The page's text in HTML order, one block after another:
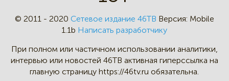
© 2011 - 2020 Сетевое издание 46ТВ Версия: Mobile
1.1b Написать разработчику
При полном или частичном использовании аналитики,
интервью или новостей 46TB активная гиперссылка на
главную страницу https://46tv.ru обязательна.